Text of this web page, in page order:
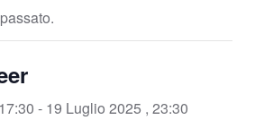
- 19 Luglio 2025 , 23:30